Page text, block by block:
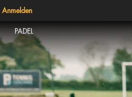
PADEL
Anmelden